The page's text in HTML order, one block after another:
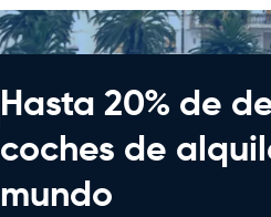
Hasta 20% de
coches de
mundo